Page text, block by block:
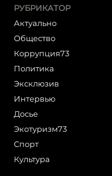
РУБРИКАТОР
Актуально
Общество
Коррупция73
Политика
Эксклюзив
Интервью
Досье
Экотуризм73
Cпорт
Культура